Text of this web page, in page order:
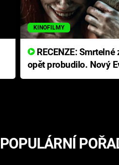
KINOFILMY
RECENZE: Smrtelné zlo se
opět probudilo. Nový
přichází s
POPULÁRNÍ